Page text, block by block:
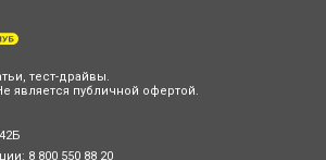
тест-драйвы.
является публичной офертой.
8 800 550 88 20